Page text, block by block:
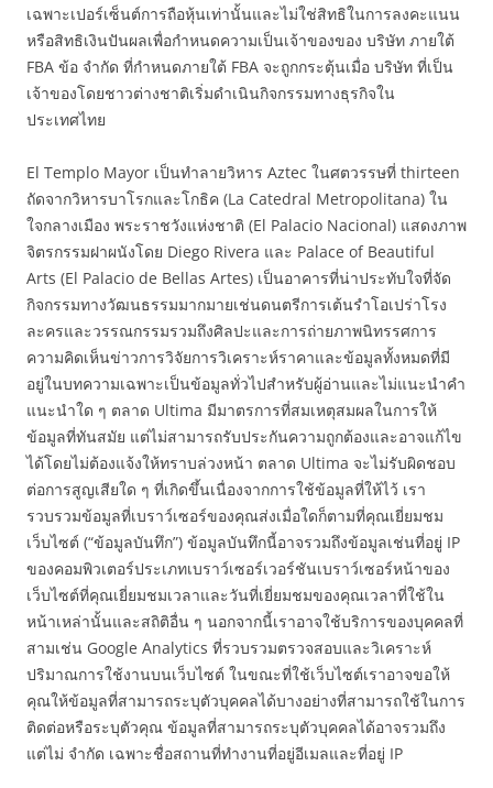
เฉพาะเปอร์เซ็นต์การถือหุ้นเท่านั้นและไม่ใช่สิทธิในการลงคะแนน
หรือสิทธิเงินปันผลเพื่อกำหนดความเป็นเจ้าของของ บริษัท ภายใต้
FBA ข้อ จำกัด ที่กำหนดภายใต้ FBA จะถูกกระตุ้นเมื่อ บริษัท ที่เป็น
เจ้าของโดยชาวต่างชาติเริ่มดำเนินกิจกรรมทางธุรกิจใน
ประเทศไทย
El Templo Mayor เป็นทำลายวิหาร Aztec ในศตวรรษที่ thirteen
ถัดจากวิหารบาโรกและโกธิค (La Catedral Metropolitana) ใน
ใจกลางเมือง พระราชวังแห่งชาติ (El Palacio Nacional) แสดงภาพ
จิตรกรรมฝาผนังโดย Diego Rivera และ Palace of Beautiful
Arts (El Palacio de Bellas Artes) เป็นอาคารที่น่าประทับใจที่จัด
กิจกรรมทางวัฒนธรรมมากมายเช่นดนตรีการเต้นรำโอเปร่าโรง
ละครและวรรณกรรมรวมถึงศิลปะและการถ่ายภาพนิทรรศการ
ความคิดเห็นข่าวการวิจัยการวิเคราะห์ราคาและข้อมูลทั้งหมดที่มี
อยู่ในบทความเฉพาะเป็นข้อมูลทั่วไปสำหรับผู้อ่านและไม่แนะนำคำ
แนะนำใด ๆ ตลาด Ultima มีมาตรการที่สมเหตุสมผลในการให้
ข้อมูลที่ทันสมัย ​​แต่ไม่สามารถรับประกันความถูกต้องและอาจแก้ไข
ได้โดยไม่ต้องแจ้งให้ทราบล่วงหน้า ตลาด Ultima จะไม่รับผิดชอบ
ต่อการสูญเสียใด ๆ ที่เกิดขึ้นเนื่องจากการใช้ข้อมูลที่ให้ไว้ เรา
รวบรวมข้อมูลที่เบราว์เซอร์ของคุณส่งเมื่อใดก็ตามที่คุณเยี่ยมชม
เว็บไซต์ (“ข้อมูลบันทึก”) ข้อมูลบันทึกนี้อาจรวมถึงข้อมูลเช่นที่อยู่ IP
ของคอมพิวเตอร์ประเภทเบราว์เซอร์เวอร์ชันเบราว์เซอร์หน้าของ
เว็บไซต์ที่คุณเยี่ยมชมเวลาและวันที่เยี่ยมชมของคุณเวลาที่ใช้ใน
หน้าเหล่านั้นและสถิติอื่น ๆ นอกจากนี้เราอาจใช้บริการของบุคคลที่
สามเช่น Google Analytics ที่รวบรวมตรวจสอบและวิเคราะห์
ปริมาณการใช้งานบนเว็บไซต์ ในขณะที่ใช้เว็บไซต์เราอาจขอให้
คุณให้ข้อมูลที่สามารถระบุตัวบุคคลได้บางอย่างที่สามารถใช้ในการ
ติดต่อหรือระบุตัวคุณ ข้อมูลที่สามารถระบุตัวบุคคลได้อาจรวมถึง
แต่ไม่ จำกัด เฉพาะชื่อสถานที่ทำงานที่อยู่อีเมลและที่อยู่ IP